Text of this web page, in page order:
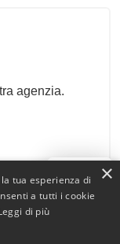
agenzia.
Salve! ×
tua esperienza di
a tutti i cookie
di più